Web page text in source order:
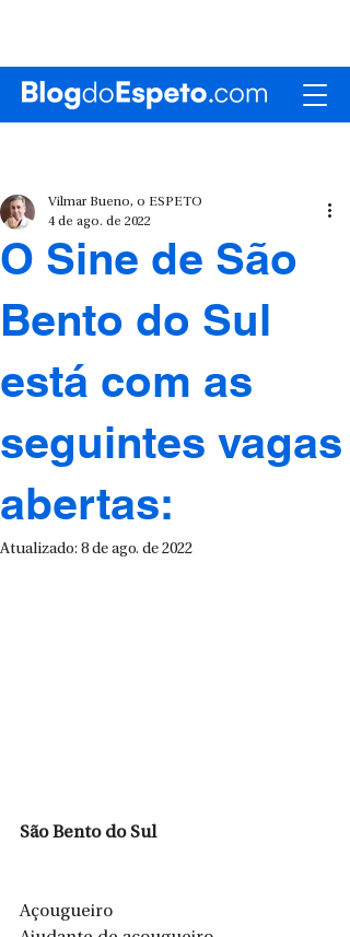
O Sine de São
Bento do Sul
está com as
seguintes vagas
abertas:
Vilmar Bueno, o ESPETO
4 de ago. de 2022
Atualizado: 8 de ago. de 2022
São Bento do Sul
Açougueiro